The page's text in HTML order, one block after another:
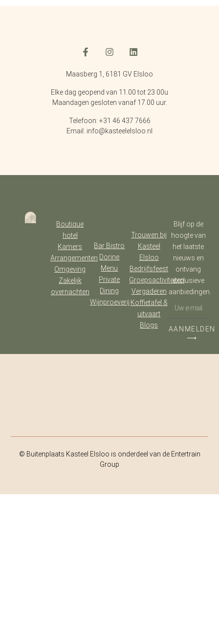
Maasberg 1, 6181 GV Elsloo
Elke dag geopend van 11.00 tot 23.00u
Maandagen gesloten vanaf 17.00 uur.
Telefoon: +31 46 437 7666
Email: info@kasteelelsloo.nl
Boutique
hotel
Kamers
Arrangementen
Omgeving
Zakelijk
overnachten
Bar Bistro
Dorine
Menu
Private
Dining
Wijnproeverij
Trouwen bij
Kasteel
Elsloo
Bedrijfsfeest
Groepsactiviteiten
Vergaderen
Koffietafel &
uitvaart
Blogs
Blijf op de
hoogte van
het laatste
nieuws en
ontvang
exclusieve
aanbiedingen.
AANMELDEN
⟶
© Buitenplaats Kasteel Elsloo is onderdeel van de Entertrain
Group